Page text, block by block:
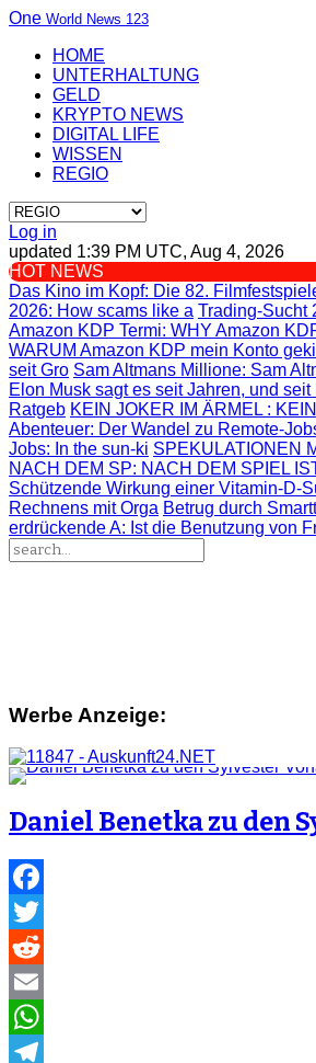
One World News 123
HOME
UNTERHALTUNG
GELD
KRYPTO NEWS
DIGITAL LIFE
WISSEN
REGIO
Log in
updated 1:39 PM UTC, Aug 4, 2026
HOT NEWS
Das Kino im Kopf: Die 82.
2026: How scams like a Trading-Sucht
Amazon KDP Termi: WHY Amazon
WARUM Amazon KDP mein Konto
seit Gro Sam Altmans Millione: Sam
Elon Musk sagt es seit Jahren, und seit
Ratgeb KEIN JOKER IM ÄRMEL :
Abenteuer: Der Wandel zu Remote-
Jobs: In the sun-ki SPEKULATIONEN
NACH DEM SP: NACH DEM SPIEL
Schützende Wirkung einer Vitamin-D-
Rechnens mit Orga Betrug durch
erdrückende A: Ist die Benutzung von
Werbe Anzeige:
Daniel Benetka zu den
Facebook
Twitter
Reddit
Email
WhatsApp